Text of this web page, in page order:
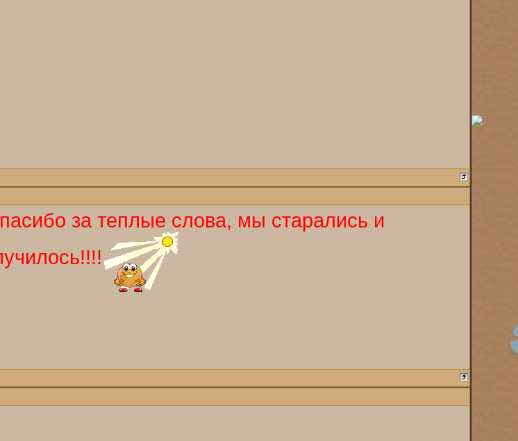
за теплые слова, мы старались и